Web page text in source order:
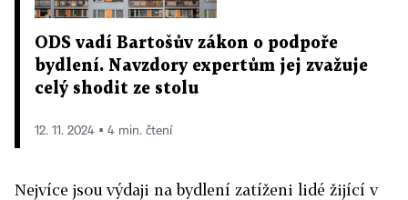
ODS vadí Bartošův zákon o podpoře
bydlení. Navzdory expertům jej zvažuje
celý shodit ze stolu
12. 11. 2024 ▪ 4 min. čtení
Nejvíce jsou výdaji na bydlení zatíženi lidé žijící v